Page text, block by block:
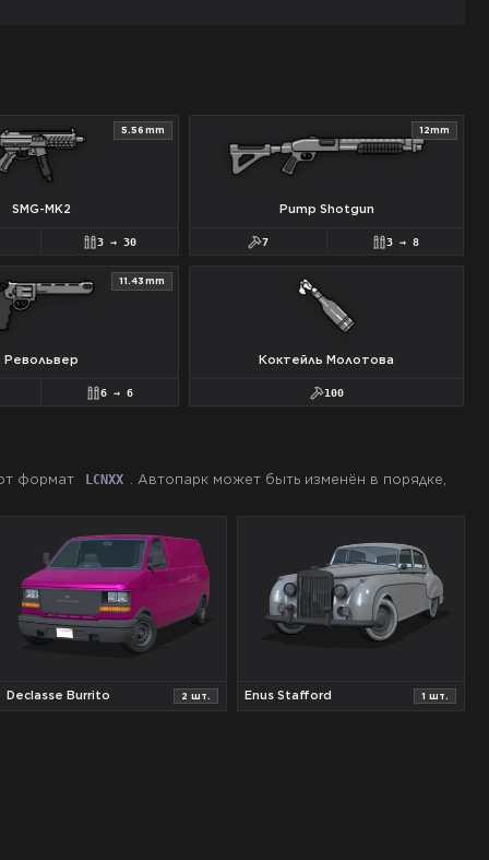
5.56mm
SMG-MK2
3→ 30
12mm
Pump Shotgun
7 3→ 8
11.43mm
Револьвер
6→ 6
Коктейль Молотова
100
формат LCNXX . Автопарк может быть изменён в порядке,
Declasse Burrito 2 шт. Enus Stafford 1 шт.